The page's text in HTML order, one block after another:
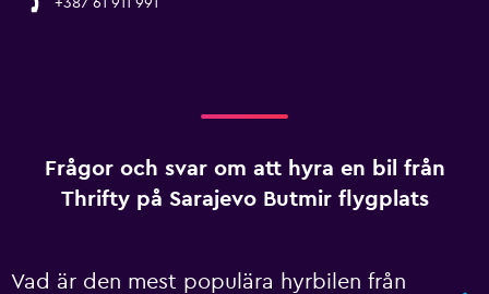
+387 61 911 991
Frågor och svar om att hyra en bil från
Thrifty på Sarajevo Butmir flygplats
Vad är den mest populära hyrbilen från